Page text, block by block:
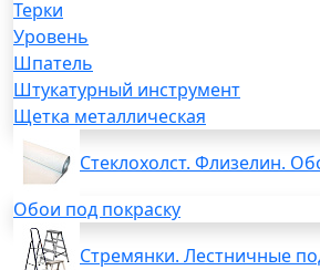
Терки
Уровень
Шпатель
Штукатурный инструмент
Щетка металлическая
Стеклохолст. Флизелин.
Обои под покраску
Стремянки. Лестничные